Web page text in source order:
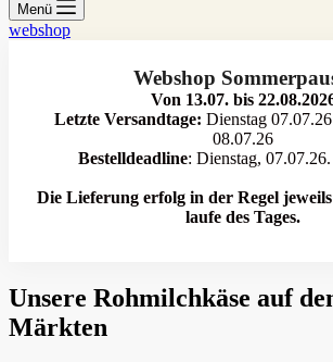
Menü
webshop
Webshop
Von 13.07. bis
Letzte Versandtage: Dienstag
08.07.26
Bestelldeadline: Dienstag,
Die Lieferung erfolg in der Regel
laufe des Tages.
Unsere Rohmilchkäse auf
Märkten